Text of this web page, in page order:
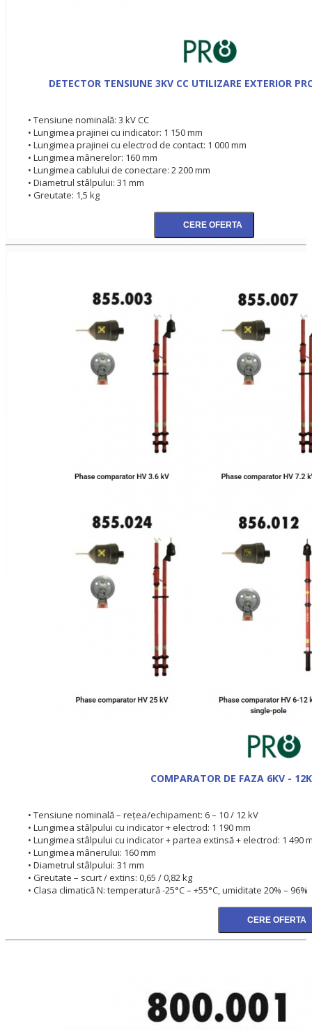
DETECTOR TENSIUNE 3KV CC UTILIZARE EXTERIOR
• Tensiune nominală: 3 kV CC
• Lungimea prajinei cu indicator: 1 150 mm
• Lungimea prajinei cu electrod de contact: 1 000 mm
• Lungimea mânerelor: 160 mm
• Lungimea cablului de conectare: 2 200 mm
• Diametrul stâlpului: 31 mm
• Greutate: 1,5 kg
COMPARATOR DE FAZA 6KV -
• Tensiune nominală – rețea/echipament: 6 – 10 / 12 kV
• Lungimea stâlpului cu indicator + electrod: 1 190 mm
• Lungimea stâlpului cu indicator + partea extinsă + electrod: 1 490
• Lungimea mânerului: 160 mm
• Diametrul stâlpului: 31 mm
• Greutate – scurt / extins: 0,65 / 0,82 kg
• Clasa climatică N: temperatură -25°C – +55°C, umiditate 20% – 96%